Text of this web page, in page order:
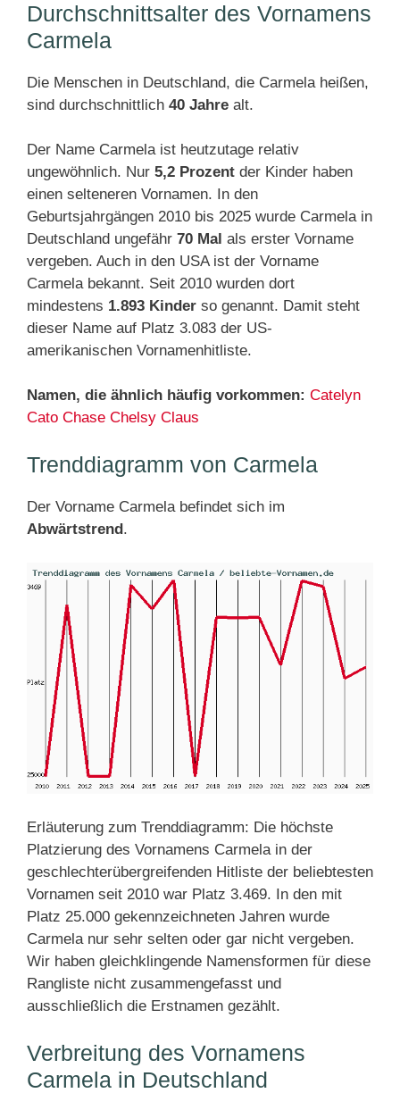
Durchschnittsalter des Vornamens
Carmela
Die Menschen in Deutschland, die Carmela heißen,
sind durchschnittlich 40 Jahre alt.
Der Name Carmela ist heutzutage relativ
ungewöhnlich. Nur 5,2 Prozent der Kinder haben
einen selteneren Vornamen. In den
Geburtsjahrgängen 2010 bis 2025 wurde Carmela in
Deutschland ungefähr 70 Mal als erster Vorname
vergeben. Auch in den USA ist der Vorname
Carmela bekannt. Seit 2010 wurden dort
mindestens 1.893 Kinder so genannt. Damit steht
dieser Name auf Platz 3.083 der US-
amerikanischen Vornamenhitliste.
Namen, die ähnlich häufig vorkommen: Catelyn
Cato Chase Chelsy Claus
Trenddiagramm von Carmela
Der Vorname Carmela befindet sich im
Abwärtstrend.
Erläuterung zum Trenddiagramm: Die höchste
Platzierung des Vornamens Carmela in der
geschlechterübergreifenden Hitliste der beliebtesten
Vornamen seit 2010 war Platz 3.469. In den mit
Platz 25.000 gekennzeichneten Jahren wurde
Carmela nur sehr selten oder gar nicht vergeben.
Wir haben gleichklingende Namensformen für diese
Rangliste nicht zusammengefasst und
ausschließlich die Erstnamen gezählt.
Verbreitung des Vornamens
Carmela in Deutschland